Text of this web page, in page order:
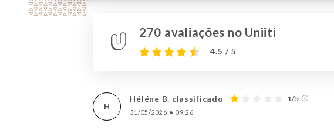
270 avaliações no Uniiti
4.5 / 5
H
Héléne B. classificado 1/5
31/05/2026 • 09:26